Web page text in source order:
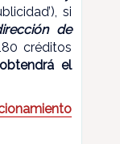
si
de
créditos
obtendrá el